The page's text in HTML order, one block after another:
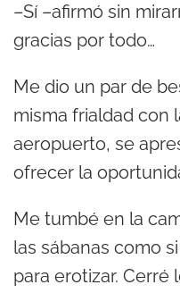
–Sí –afirmó sin
gracias por todo…
Me dio un par de
misma frialdad con
aeropuerto, se
ofrecer la
Me tumbé en la
las sábanas como
para erotizar. Cerré